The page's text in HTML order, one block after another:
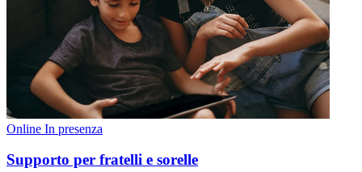
Online In presenza
Supporto per fratelli e sorelle